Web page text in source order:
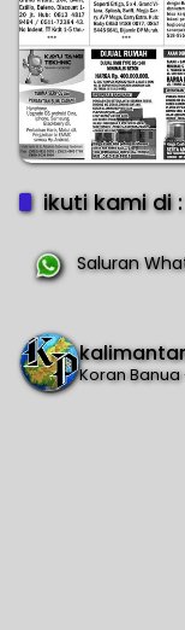
ikuti kami di :
Saluran
Koran